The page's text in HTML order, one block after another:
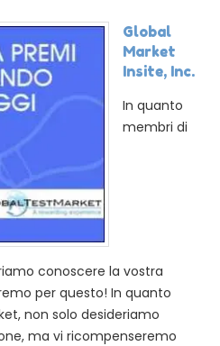
Global
Market
Insite, Inc.
In quanto
membri di
conoscere la vostra
per questo! In quanto
non solo desideriamo
ma vi ricompenseremo